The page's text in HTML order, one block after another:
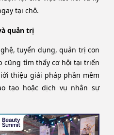
tại chỗ.
quản trị
tuyển dụng, quản trị con
cũng tìm thấy cơ hội tại triển
thiệu giải pháp phần mềm
tạo hoặc dịch vụ nhân sự